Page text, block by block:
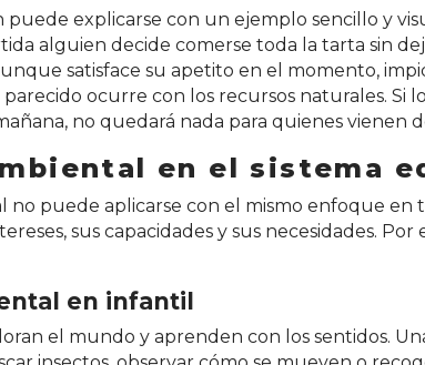
puede explicarse con un ejemplo sencillo y
alguien decide comerse toda la tarta sin
satisface su apetito en el momento,
ocurre con los recursos naturales. Si
no quedará nada para quienes vienen
en el sistema
no puede aplicarse con el mismo enfoque en
sus capacidades y sus necesidades. Por
en infantil
el mundo y aprenden con los sentidos.